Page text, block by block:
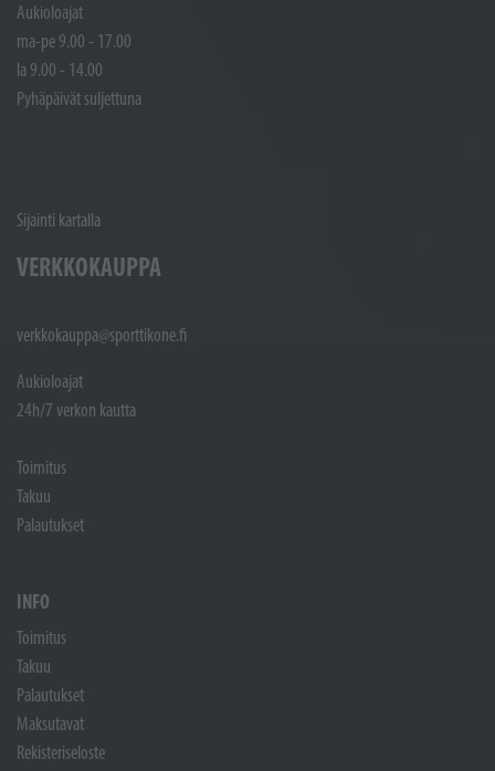
Aukioloajat
ma-pe 9.00 - 17.00
la 9.00 - 14.00
Pyhäpäivät suljettuna
Sijainti kartalla
VERKKOKAUPPA
verkkokauppa@sporttikone.fi
Aukioloajat
24h/7 verkon kautta
Toimitus
Takuu
Palautukset
INFO
Toimitus
Takuu
Palautukset
Maksutavat
Rekisteriseloste